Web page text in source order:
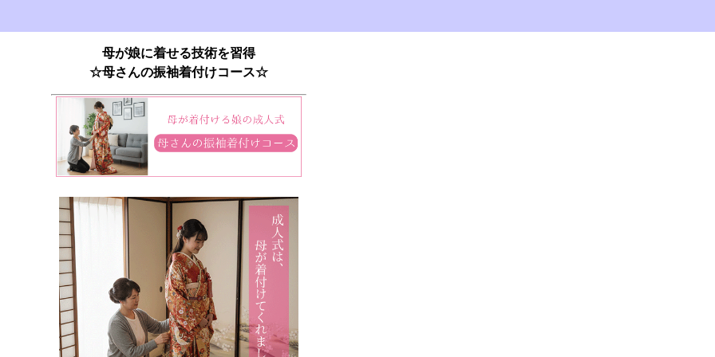
母が娘に着せる技術を習得
☆母さんの振袖着付けコース☆